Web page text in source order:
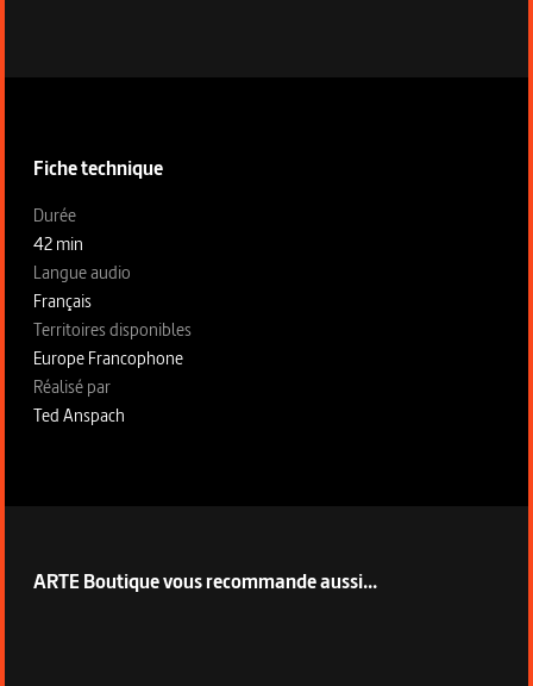
Fiche technique
Fiche technique section gauche
Durée
42 min
Langue audio
Français
Territoires disponibles
Europe Francophone
Fiche technique section droite
Réalisé par
Ted Anspach
ARTE Boutique vous recommande aussi...